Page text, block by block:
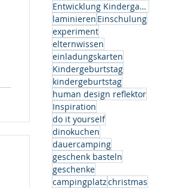
Entwicklung Kindergarten
laminieren Einschulung
experiment
elternwissen
einladungskarten
Kindergeburtstag
kindergeburtstag
human design reflektor
Inspiration
do it yourself
dinokuchen
dauercamping
geschenk basteln
geschenke
campingplatzchristmas